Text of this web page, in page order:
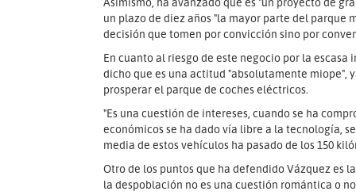
un plazo de diez años "la mayor parte del parque
decisión que tomen por convicción sino por
En cuanto al riesgo de este negocio por la
dicho que es una actitud "absolutamente miope",
prosperar el parque de coches eléctricos.
"Es una cuestión de intereses, cuando se ha
económicos se ha dado vía libre a la tecnología,
media de estos vehículos ha pasado de los 150
Otro de los puntos que ha defendido Vázquez es
la despoblación no es una cuestión romántica o